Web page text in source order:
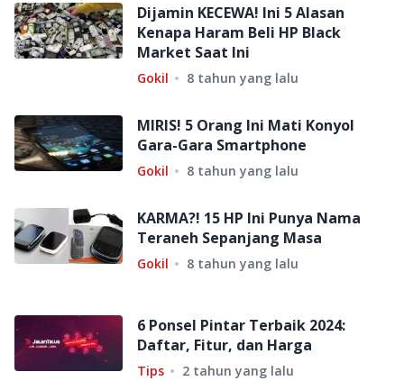
Dijamin KECEWA! Ini 5 Alasan
Kenapa Haram Beli HP Black
Market Saat Ini
Gokil 8 tahun yang lalu
MIRIS! 5 Orang Ini Mati Konyol
Gara-Gara Smartphone
Gokil 8 tahun yang lalu
KARMA?! 15 HP Ini Punya Nama
Teraneh Sepanjang Masa
Gokil 8 tahun yang lalu
6 Ponsel Pintar Terbaik 2024:
Daftar, Fitur, dan Harga
Tips 2 tahun yang lalu